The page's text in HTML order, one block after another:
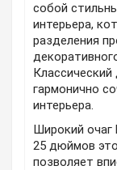
собой
интерьера,
разделения
гармонично
интерьера.
Широкий очаг
25 дюймов
позволяет